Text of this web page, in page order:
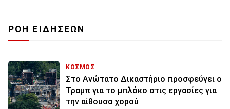
ΡΟΗ ΕΙΔΗΣΕΩΝ
ΚΟΣΜΟΣ
Στο Ανώτατο Δικαστήριο προσφεύγει ο
Τραμπ για το μπλόκο στις εργασίες για
την αίθουσα χορού